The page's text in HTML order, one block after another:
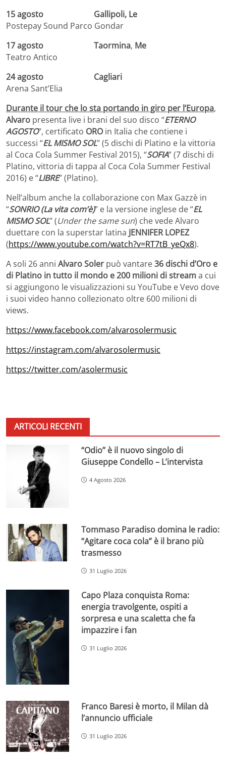
15 agosto Gallipoli, Le
Postepay Sound Parco Gondar
17 agosto Taormina, Me
Teatro Antico
24 agosto Cagliari
Arena Sant’Elia
Durante il tour che lo sta portando in giro per l’Europa,
Alvaro presenta live i brani del suo disco “ETERNO
AGOSTO”, certificato ORO in Italia che contiene i
successi “EL MISMO SOL” (5 dischi di Platino e la vittoria
al Coca Cola Summer Festival 2015), “SOFIA” (7 dischi di
Platino, vittoria di tappa al Coca Cola Summer Festival
2016) e “LIBRE” (Platino).
Nell’album anche la collaborazione con Max Gazzè in
“SONRIO (La vita com’è)” e la versione inglese de “EL
MISMO SOL” (Under the same sun) che vede Alvaro
duettare con la superstar latina JENNIFER LOPEZ
(https://www.youtube.com/watch?v=RT7tB_yeQx8).
A soli 26 anni Alvaro Soler può vantare36 dischi d’Oro e
di Platino in tutto il mondo e 200 milioni di streama cui
si aggiungono le visualizzazioni su YouTube e Vevo dove
i suoi video hanno collezionato oltre 600 milioni di
views.
https://www.facebook.com/alvarosolermusic
https://instagram.com/alvarosolermusic
https://twitter.com/asolermusic
ARTICOLI RECENTI
“Odio” è il nuovo singolo di
Giuseppe Condello – L’intervista
4 Agosto 2026
Tommaso Paradiso domina le radio:
“Agitare coca cola” è il brano più
trasmesso
31 Luglio 2026
Capo Plaza conquista Roma:
energia travolgente, ospiti a
sorpresa e una scaletta che fa
impazzire i fan
31 Luglio 2026
Franco Baresi è morto, il Milan dà
l’annuncio ufficiale
31 Luglio 2026